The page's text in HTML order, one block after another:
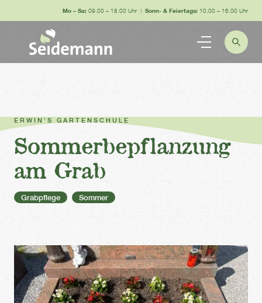
Mo – Sa: 09.00 – 18.00 Uhr | Sonn- & Feiertags: 10.00 – 16.00 Uhr
ERWIN’S GARTENSCHULE
Sommerbepflanzung
am Grab
Grabpflege Sommer